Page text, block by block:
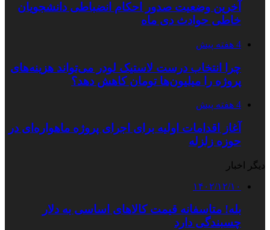
آخرین وضعیت صدور احکام انضباطی دانشجویان
خاطی حوادث دی ماه
4 هفته پیش
چرا انتخاب درست لاستیک لودر می‌تواند هزینه‌های
پروژه را میلیون‌ها تومان کاهش دهد؟
4 هفته پیش
آغاز اقدامات اولیه برای اجرای پروژه ماهواره‌ای در
حوزه زلزله
دیگر اخبار
۱۴۰۲/۱۲/۱۰
بله! متاسفانه قیمت کالاهای اساسی به دلار
چسبندگی دارد